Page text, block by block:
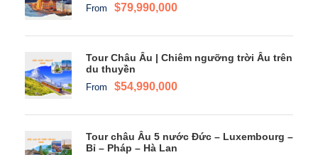
From $79,990,000
Tour Châu Âu | Chiêm ngưỡng trời Âu trên
du thuyền
From $54,990,000
Tour châu Âu 5 nước Đức – Luxembourg –
Bỉ – Pháp – Hà Lan